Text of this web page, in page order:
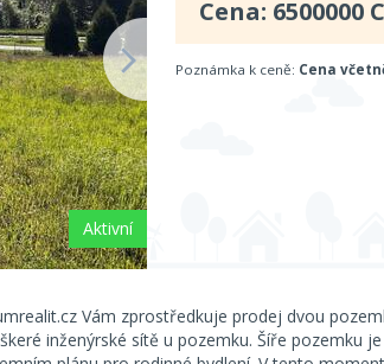
Aktivní
Cena: 6500000
Poznámka k ceně: Cena
Vám zprostředkuje prodej dvou
inženýrské sítě u pozemku. Šíře pozemku